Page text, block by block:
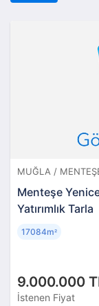
MUĞLA /
Menteşe
Yatırımlık Tarla
9.000.000
İstenen Fiyat
17084m²